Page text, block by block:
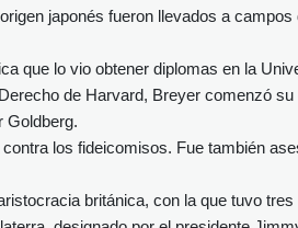
japonés fueron llevados a
que lo vio obtener diplomas en la
de Harvard, Breyer comenzó
Goldberg.
los fideicomisos. Fue también
británica, con la que tuvo